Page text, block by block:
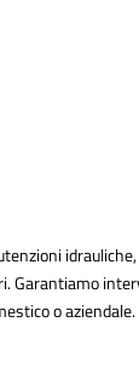
Garantiamo
o aziendale.